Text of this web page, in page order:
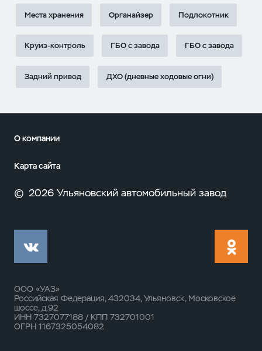
Места хранения Органайзер Подлокотник
Круиз-контроль ГБО с завода ГБО с завода
Задний привод ДХО (дневные ходовые огни)
О компании
Карта сайта
© 2026 Ульяновский автомобильный завод
ООО «УАЗ»
Российская Федерация, 432034, Ульяновск, Московское
шоссе, д.92
ИНН 7327077188 / КПП 732701001
ОГРН 1167325054082